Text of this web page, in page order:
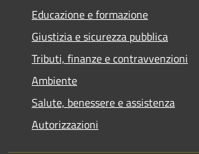
Educazione e formazione
Giustizia e sicurezza pubblica
Tributi, finanze e contravvenzioni
Ambiente
Salute, benessere e assistenza
Autorizzazioni